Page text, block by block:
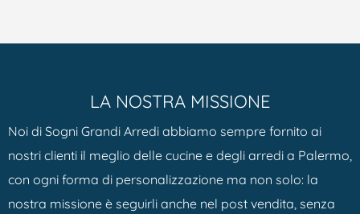
LA NOSTRA MISSIONE
Noi di Sogni Grandi Arredi abbiamo sempre fornito ai
nostri clienti il meglio delle cucine e degli arredi a Palermo,
con ogni forma di personalizzazione ma non solo: la
nostra missione è seguirli anche nel post vendita, senza